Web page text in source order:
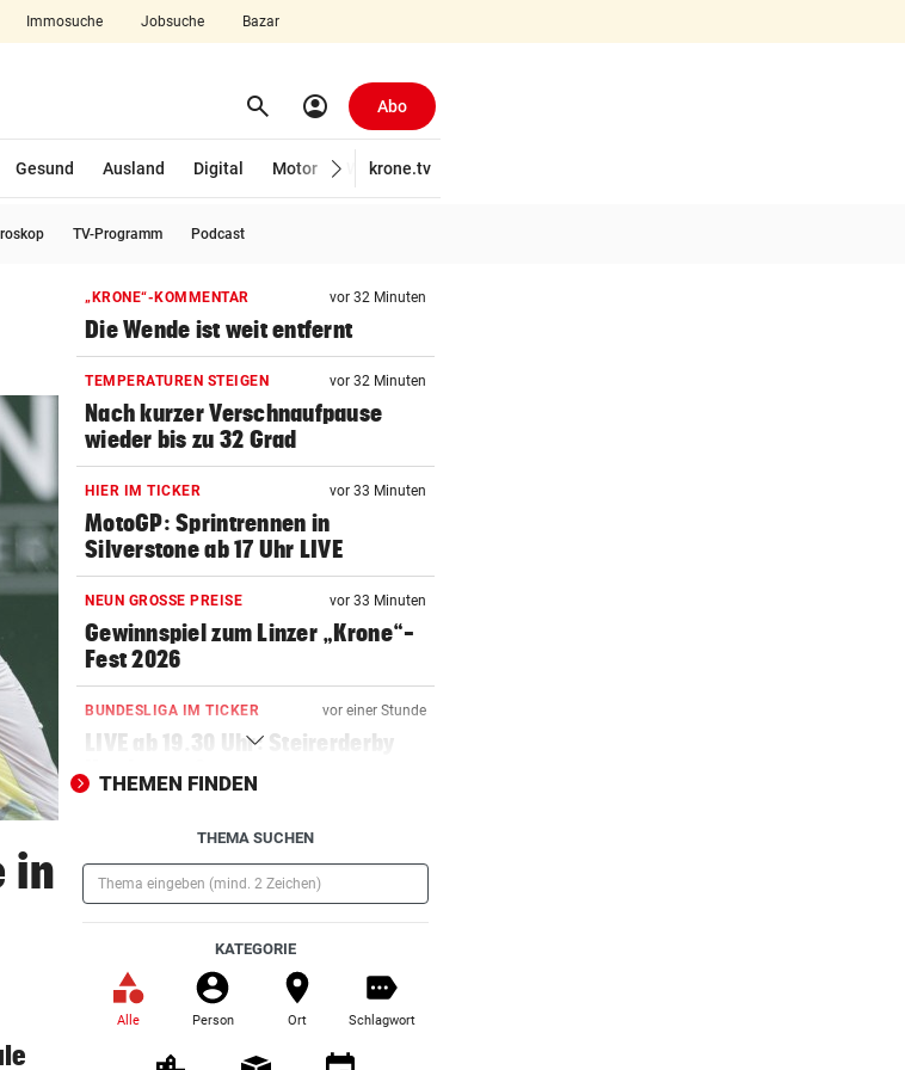
Immosuche Jobsuche Bazar
search Suchen
account_circle Abo
Gesund Ausland Digital Motor Wirtschaft
krone.tv
TV-Programm Podcast
in
„KRONE“-KOMMENTAR vor 32 Minuten
Die Wende ist weit entfernt
TEMPERATUREN STEIGEN vor 32 Minuten
Nach kurzer Verschnaufpause
wieder bis zu 32 Grad
HIER IM TICKER vor 33 Minuten
MotoGP: Sprintrennen in
Silverstone ab 17 Uhr LIVE
NEUN GROSSE PREISE vor 33 Minuten
Gewinnspiel zum Linzer „Krone“-
Fest 2026
BUNDESLIGA IM TICKER vor einer Stunde
LIVE ab 19.30 Uhr: Steirerderby
Hartberg – Sturm
Lustenau
Wir verlosen 22 x 1
Getränkekühler für heiße Tage!
THEMEN FINDEN
THEMA SUCHEN
KATEGORIE
Alle Person Ort Schlagwort